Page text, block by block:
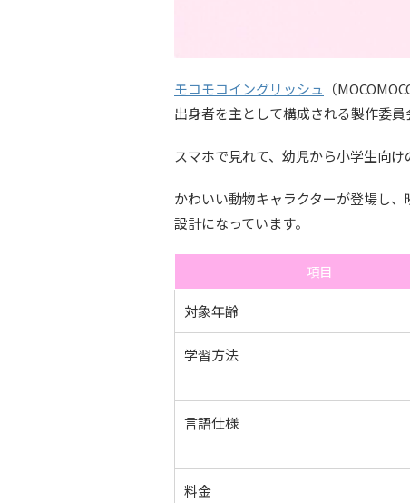
モコモコイングリッシュ （
出身者を主として構成される製作委員
スマホで見れて、幼児から小学生向け
かわいい動物キャラクターが登場し
設計になっています。
項目
対象年齢
学習方法
言語仕様
料金